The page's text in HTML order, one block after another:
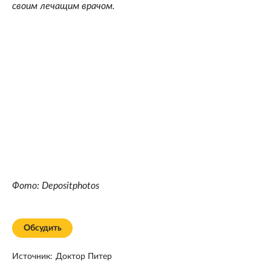
своим лечащим врачом.
Фото: Depositphotos
Обсудить
Источник: Доктор Питер